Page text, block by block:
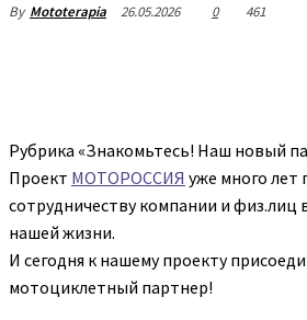
By Mototerapia 26.05.2026 0 461
Рубрика «Знакомьтесь! Наш новый
Проект МОТОРОССИЯ уже много лет
сотрудничеству компании и физ.лиц
нашей жизни.
И сегодня к нашему проекту
мотоциклетный партнер!